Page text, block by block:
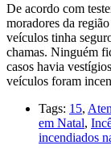
De acordo com
moradores da
veículos tinha
chamas. Ninguém
casos havia
veículos foram
Tags: 15,
em Natal,
incendiados